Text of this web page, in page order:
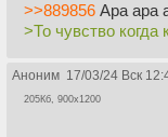
>>889856 Ара ара
>То чувство
Аноним 17/03/24 Вск
205Кб, 900x1200